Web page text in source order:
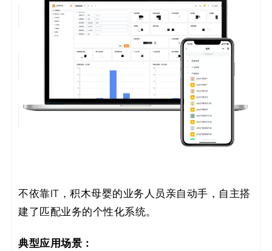
不依靠IT，积木母婴的业务人员亲自动手，自主搭
建了匹配业务的个性化系统。
典型应用场景：